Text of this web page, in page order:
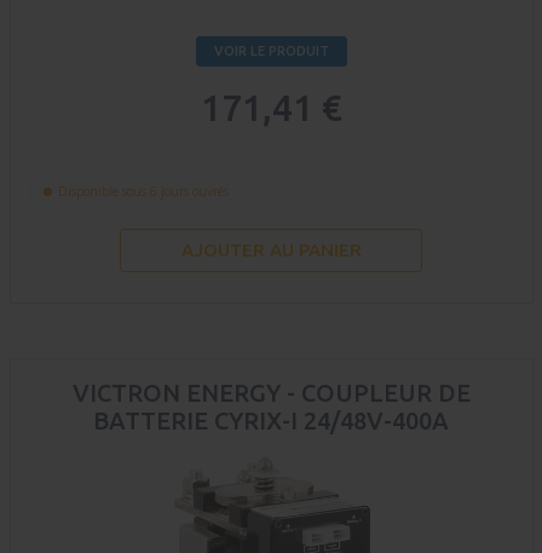
VOIR LE PRODUIT
171,41 €
Disponible sous 6 jours ouvrés
AJOUTER AU PANIER
VICTRON ENERGY - COUPLEUR DE
BATTERIE CYRIX-I 24/48V-400A